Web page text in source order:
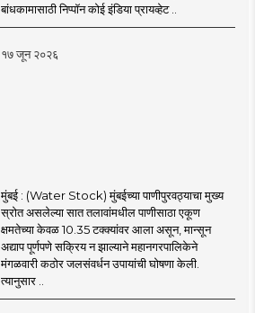
बांधकामासाठी निप्पॉन कोई इंडिया प्रायव्हेट ..
१७ जून २०२६
मुंबई : (Water Stock) मुंबईच्या पाणीपुरवठ्याचा मुख्य
स्रोत असलेल्या सात तलावांमधील पाणीसाठा एकूण
क्षमतेच्या केवळ 10.35 टक्क्यांवर आला असून, मान्सून
अद्याप पूर्णपणे सक्रिय न झाल्याने महानगरपालिकेने
मंगळवारी कठोर जलसंवर्धन उपायांची घोषणा केली.
त्यानुसार ..